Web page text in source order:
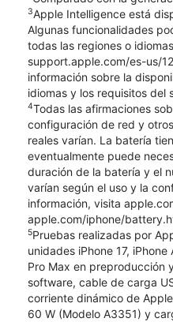
3Apple Intelligence está
Algunas funcionalidades
todas las regiones o
support.apple.com/es-us/
información sobre la
idiomas y los requisitos del
4Todas las afirmaciones
configuración de red y
reales varían. La batería
eventualmente puede
duración de la batería y el
varían según el uso y la
información, visita
apple.com/iphone/
5Pruebas realizadas por
unidades iPhone 17, iPhone
Pro Max en preproducción
software, cable de carga
corriente dinámico de
60 W (Modelo A3351) y